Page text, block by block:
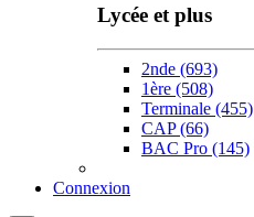
Lycée et plus
2nde (693)
1ère (508)
Terminale (455)
CAP(66)
BAC Pro (145)
Connexion